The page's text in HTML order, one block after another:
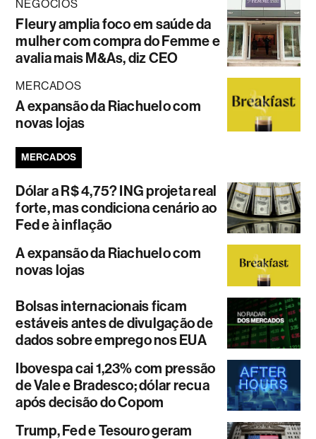
NEGÓCIOS
Fleury amplia foco em saúde da
mulher com compra do Femme e
avalia mais M&As, diz CEO
MERCADOS
A expansão da Riachuelo com
novas lojas
MERCADOS
Dólar a R$ 4,75? ING projeta real
forte, mas condiciona cenário ao
Fed e à inflação
A expansão da Riachuelo com
novas lojas
Bolsas internacionais ficam
estáveis antes de divulgação de
dados sobre emprego nos EUA
Ibovespa cai 1,23% com pressão
de Vale e Bradesco; dólar recua
após decisão do Copom
Trump, Fed e Tesouro geram